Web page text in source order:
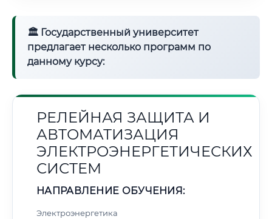
🏛 Государственный университет
предлагает несколько программ по
данному курсу:
РЕЛЕЙНАЯ ЗАЩИТА И
АВТОМАТИЗАЦИЯ
ЭЛЕКТРОЭНЕРГЕТИЧЕСКИХ
СИСТЕМ
НАПРАВЛЕНИЕ ОБУЧЕНИЯ:
Электроэнергетика